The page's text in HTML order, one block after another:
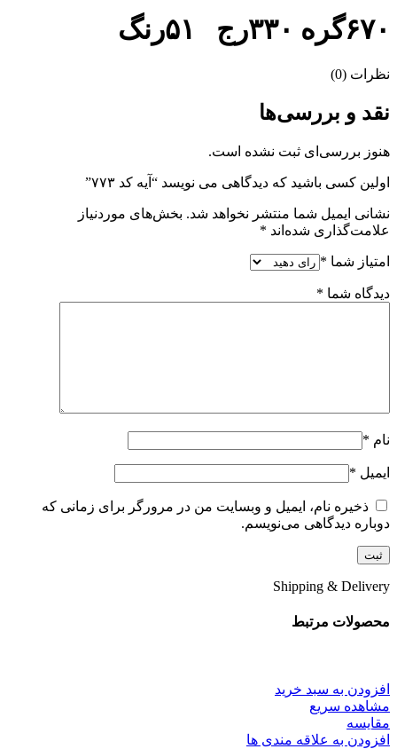
۶۷۰گره ۳۳۰رج ۵۱رنگ
نظرات (0)
نقد و بررسی‌ها
هنوز بررسی‌ای ثبت نشده است.
اولین کسی باشید که دیدگاهی می نویسد “آیه کد ۷۷۳”
نشانی ایمیل شما منتشر نخواهد شد. بخش‌های موردنیاز
علامت‌گذاری شده‌اند *
امتیاز شما *
دیدگاه شما *
نام *
ایمیل *
ذخیره نام، ایمیل و وبسایت من در مرورگر برای زمانی که
دوباره دیدگاهی می‌نویسم.
Shipping & Delivery
محصولات مرتبط
افزودن به سبد خرید
مشاهده سریع
مقایسه
افزودن به علاقه مندی ها